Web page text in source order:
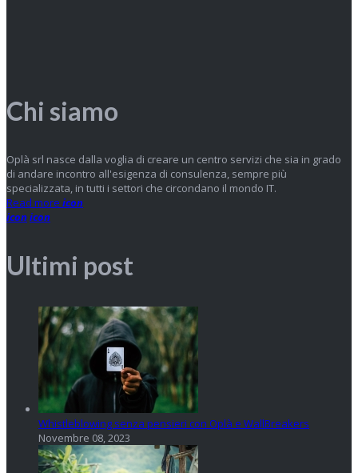
Chi siamo
Oplà srl nasce dalla voglia di creare un centro servizi che sia in grado
di andare incontro all'esigenza di consulenza, sempre più
specializzata, in tutti i settori che circondano il mondo IT.
Read more icon
iconicon
Ultimi post
Whistleblowing senza pensieri con Oplà e WallBreakers
Novembre 08, 2023